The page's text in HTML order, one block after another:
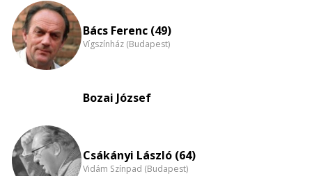
Bács Ferenc (49)
Vígszínház (Budapest)
Bozai József
Csákányi László (64)
Vidám Színpad (Budapest)